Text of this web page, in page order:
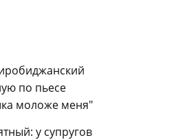
по пьесе
моложе меня"
у супругов